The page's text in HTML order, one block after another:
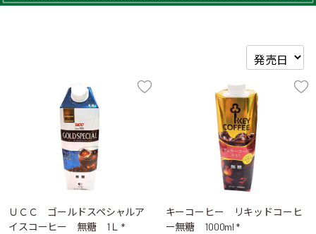
ＵＣＣ ゴールドスペシャルア
イスコーヒー 無糖 1Ｌ *
キーコーヒー リキッドコーヒ
ー無糖 1000ml *